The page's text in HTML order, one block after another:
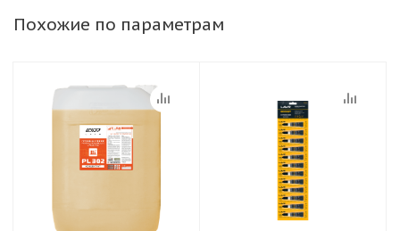
Похожие по параметрам